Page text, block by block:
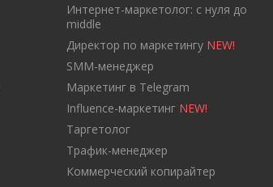
Интернет-маркетолог: с нуля до
middle
Директор по маркетингу NEW!
SMM-менеджер
Маркетинг в Telegram
Influence-маркетинг NEW!
Таргетолог
Трафик-менеджер
Коммерческий копирайтер